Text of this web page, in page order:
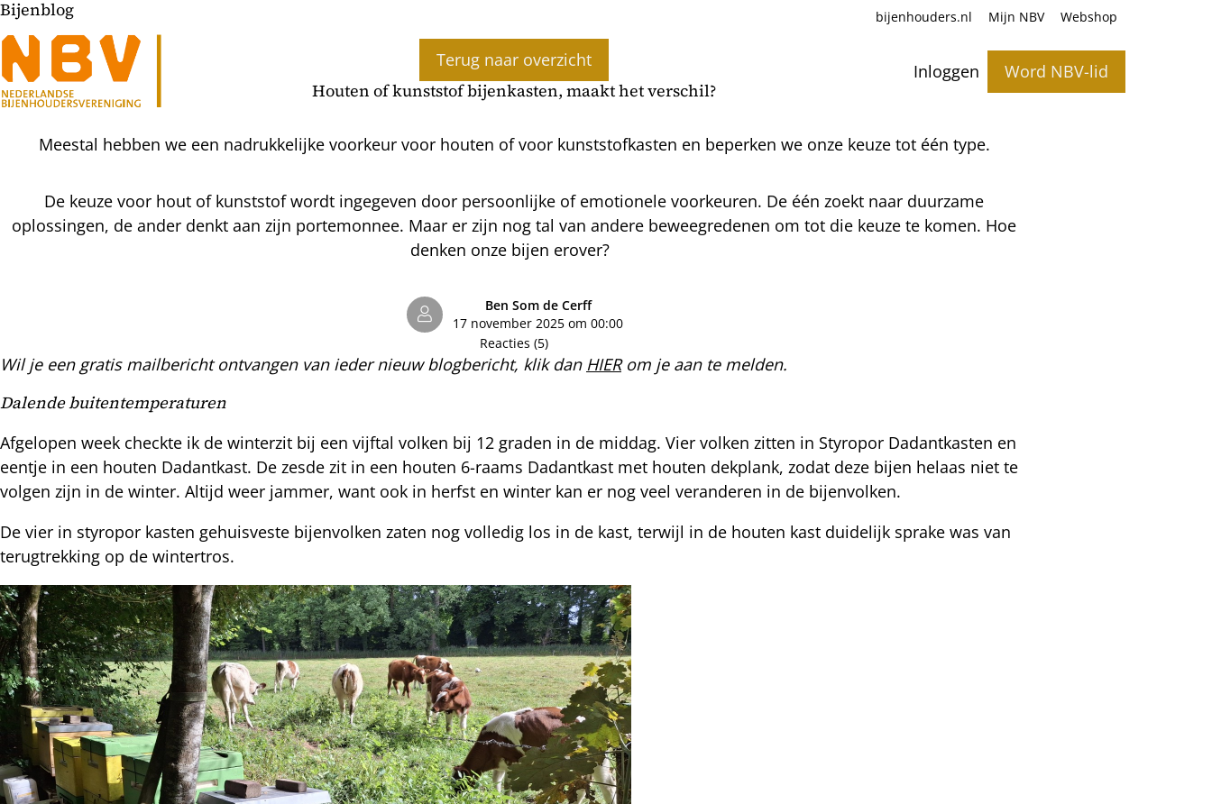
Inloggen Word NBV-lid
bijenhouders.nl Mijn NBV Webshop
Bijenblog
Terug naar overzicht
Houten of kunststof bijenkasten, maakt het verschil?
Meestal hebben we een nadrukkelijke voorkeur voor houten of voor kunststofkasten en beperken we onze keuze tot één type.
De keuze voor hout of kunststof wordt ingegeven door persoonlijke of emotionele voorkeuren. De één zoekt naar duurzame
oplossingen, de ander denkt aan zijn portemonnee. Maar er zijn nog tal van andere beweegredenen om tot die keuze te komen. Hoe
denken onze bijen erover?
Ben Som de Cerff
17 november 2025 om 00:00
Reacties (5)
Wil je een gratis mailbericht ontvangen van ieder nieuw blogbericht, klik dan HIERom je aan te melden.
Dalende buitentemperaturen
Afgelopen week checkte ik de winterzit bij een vijftal volken bij 12 graden in de middag. Vier volken zitten in Styropor Dadantkasten en
eentje in een houten Dadantkast. De zesde zit in een houten 6-raams Dadantkast met houten dekplank, zodat deze bijen helaas niet te
volgen zijn in de winter. Altijd weer jammer, want ook in herfst en winter kan er nog veel veranderen in de bijenvolken.
De vier in styropor kasten gehuisveste bijenvolken zaten nog volledig los in de kast, terwijl in de houten kast duidelijk sprake was van
terugtrekking op de wintertros.